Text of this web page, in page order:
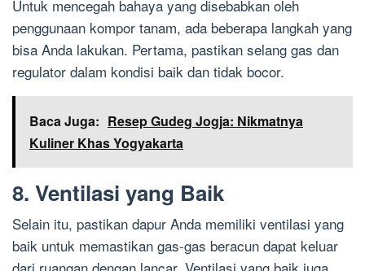
Untuk mencegah bahaya yang disebabkan oleh
penggunaan kompor tanam, ada beberapa langkah yang
bisa Anda lakukan. Pertama, pastikan selang gas dan
regulator dalam kondisi baik dan tidak bocor.
Baca Juga: Resep Gudeg Jogja: Nikmatnya
Kuliner Khas Yogyakarta
8. Ventilasi yang Baik
Selain itu, pastikan dapur Anda memiliki ventilasi yang
baik untuk memastikan gas-gas beracun dapat keluar